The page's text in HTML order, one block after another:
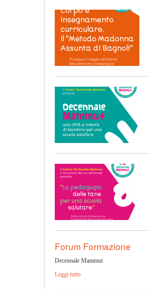
Forum Formazione
Decennale Mammut
Leggi tutto